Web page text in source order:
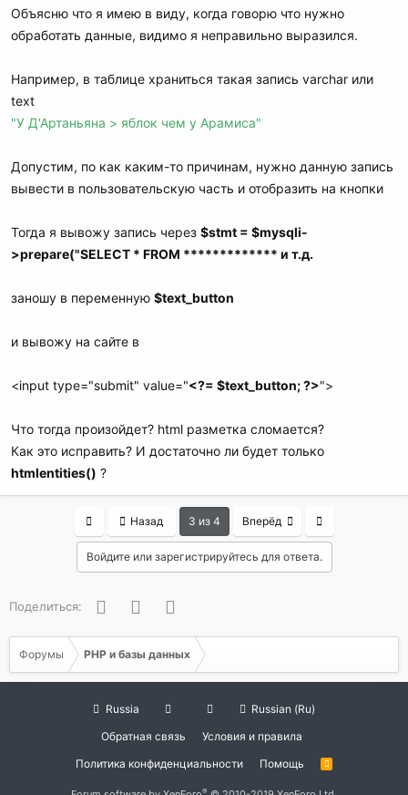
Объясню что я имею в виду, когда говорю что нужно
обработать данные, видимо я неправильно выразился.
Например, в таблице храниться такая запись varchar или
text
"У Д'Артаньяна > яблок чем у Арамиса"
Допустим, по как каким-то причинам, нужно данную запись
вывести в пользовательскую часть и отобразить на кнопки
Тогда я вывожу запись через $stmt = $mysqli-
>prepare("SELECT * FROM ************* и т.д.
заношу в переменную $text_button
и вывожу на сайте в
<input type="submit" value="<?= $text_button; ?>">
Что тогда произойдет? html разметка сломается?
Как это исправить? И достаточно ли будет только
htmlentities() ?
Назад 3 из 4 Вперёд
Войдите или зарегистрируйтесь для ответа.
Поделиться: FacebookTwitter
Форумы PHP и базы данных
Russia
Russian (Ru)
Обратная связь
Условия и правила
Политика конфиденциальности
Помощь
R
®